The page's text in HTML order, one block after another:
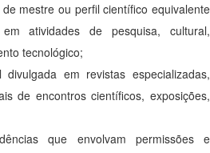
mestre ou perfil científico equivalente
atividades de pesquisa, cultural,
tecnológico;
em revistas especializadas,
de encontros científicos, exposições,
que envolvam permissões e